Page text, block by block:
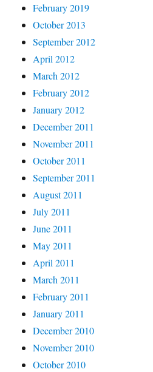
February 2019
October 2013
September 2012
April 2012
March 2012
February 2012
January 2012
December 2011
November 2011
October 2011
September 2011
August 2011
July 2011
June 2011
May 2011
April 2011
March 2011
February 2011
January 2011
December 2010
November 2010
October 2010